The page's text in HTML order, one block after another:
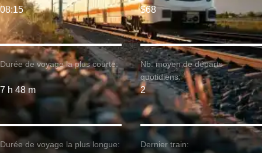
Durée de voyage la plus courte:
7 h 48 m
08:15
Durée de voyage la plus longue:
$68
Nb. moyen de départs
quotidiens:
2
Dernier train: